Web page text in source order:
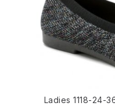
Ladies 1118-24-